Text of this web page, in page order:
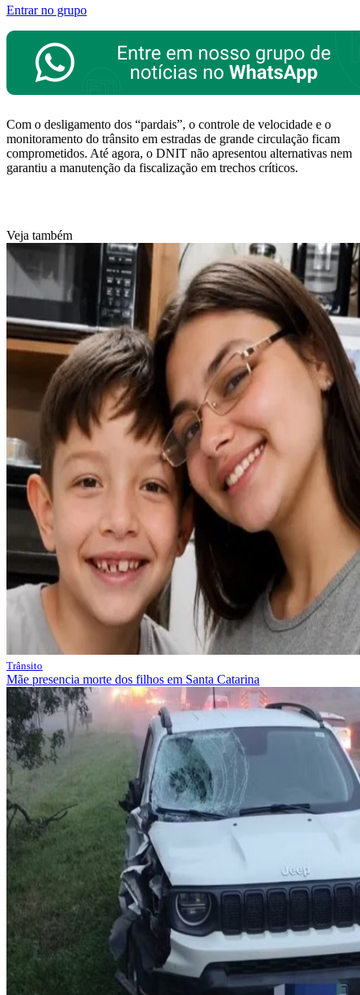
Entrar no grupo
Com o desligamento dos “pardais”, o controle de velocidade e o
monitoramento do trânsito em estradas de grande circulação ficam
comprometidos. Até agora, o DNIT não apresentou alternativas nem
garantiu a manutenção da fiscalização em trechos críticos.
Veja também
Trânsito
Mãe presencia morte dos filhos em Santa Catarina